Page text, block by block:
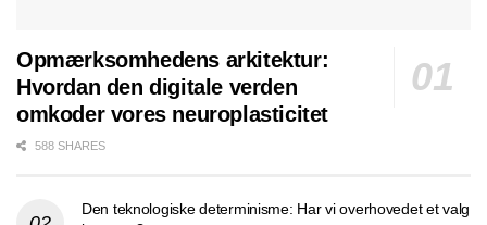
Opmærksomhedens arkitektur:
Hvordan den digitale verden
omkoder vores neuroplasticitet
588 SHARES
Den teknologiske determinisme: Har vi overhovedet et valg